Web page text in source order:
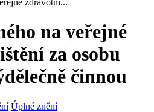
na veřejné
za osobu
činnou
Úplné znění